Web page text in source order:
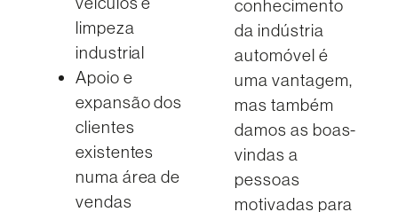
limpeza
industrial
Apoio e
expansão dos
clientes
existentes
numa área de
vendas
conhecimento
da indústria
automóvel é
uma vantagem,
mas também
damos as boas-
vindas a
pessoas
motivadas para